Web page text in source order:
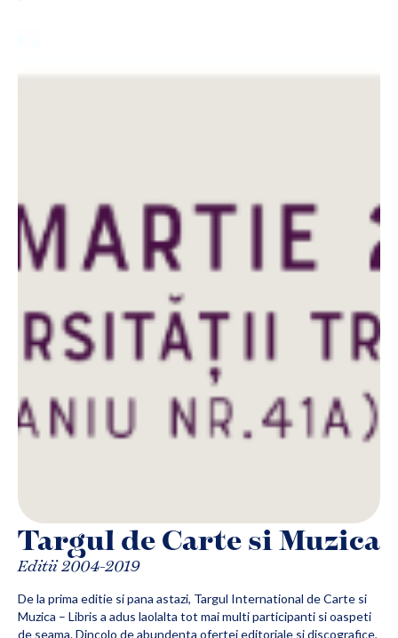
Targul de Carte si Muzica
Editii 2004-2019
De la prima editie si pana astazi, Targul International de Carte si
Muzica – Libris a adus laolalta tot mai multi participanti si oaspeti
de seama. Dincolo de abundenta ofertei editoriale si discografice,